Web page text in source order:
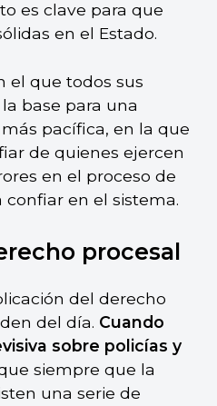
es clave para que
en el Estado.
el que todos sus
base para una
pacífica, en la que
de quienes ejercen
en el proceso de
en el sistema.
procesal
del derecho
del día. Cuando
sobre policías y
siempre que la
una serie de